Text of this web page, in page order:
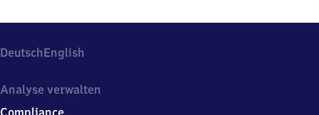
DeutschEnglish
Analyse verwalten
Compliance